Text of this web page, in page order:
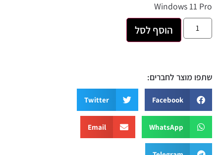
Windows 11
הוסף לסל
מוצר לחברים:
Facebook
Twitter
WhatsApp
Email